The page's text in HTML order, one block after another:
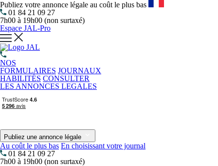
Publiez votre annonce légale au coût le plus bas
01 84 21 09 27
7h00 à 19h00 (non surtaxé)
Espace JAL-Pro
NOS
FORMULAIRES JOURNAUX
HABILITÉS CONSULTER
LES ANNONCES LEGALES
Publiez une annonce légale
Au coût le plus bas En choisissant votre journal
01 84 21 09 27
7h00 à 19h00 (non surtaxé)